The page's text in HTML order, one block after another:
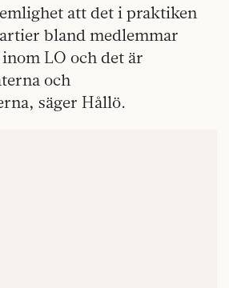
att det i praktiken
bland medlemmar
LO och det är
och
säger Hållö.